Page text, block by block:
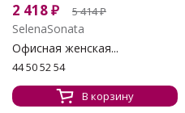
2 418₽ 5 414₽
SelenaSonata
Офисная женская...
44 50 52 54
В корзину